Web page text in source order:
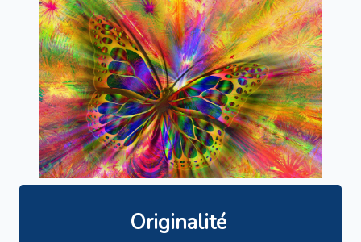
Originalité